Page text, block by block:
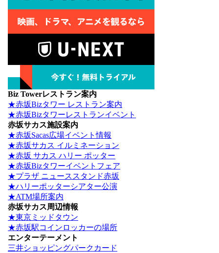
Biz Towerレストラン案内
★赤坂Bizタワー レストラン案内
★赤坂Bizタワーレストランイベント
赤坂サカス施設案内
★赤坂Sacas広場イベント情報
★赤坂サカス イルミネーション
★赤坂 サカス ハリー ポッター
★赤坂Bizタワーイベントフェア
★プラザ ニューススタンド赤坂
★ハリーポッターシアター公演
★ATM場所案内
赤坂サカス周辺情報
★東京ミッドタウン
★赤坂駅コインロッカーの場所
エンターテーメント
三井ショッピングパークカード